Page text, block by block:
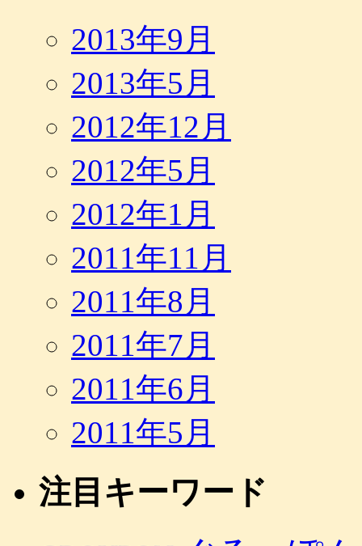
2013年9月
2013年5月
2012年12月
2012年5月
2012年1月
2011年11月
2011年8月
2011年7月
2011年6月
2011年5月
注目キーワード